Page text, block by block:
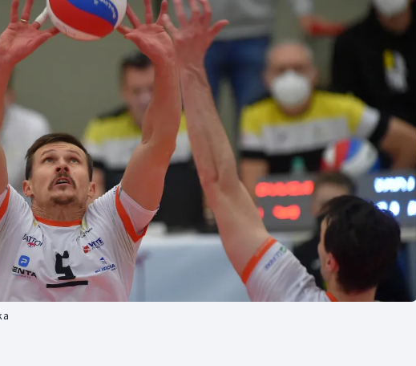
Curling
Florbal
Futsal
Golf
Moderní pětiboj
Motorsport
Olympijské hry
Parasport
Plavání
Plážový volejbal
Triatlon
Veslování
Vodní slalom
Volejbal
Ostatní